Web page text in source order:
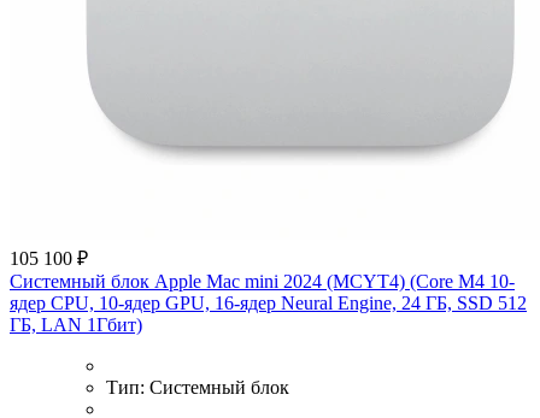
105 100 ₽
Системный блок Apple Mac mini 2024 (MCYT4) (Core M4 10-
ядер CPU, 10-ядер GPU, 16-ядер Neural Engine, 24 ГБ, SSD 512
ГБ, LAN 1Гбит)
Тип: Системный блок